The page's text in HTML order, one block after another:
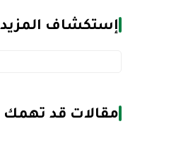
إستكشاف المزيد
مقالات قد تهمك